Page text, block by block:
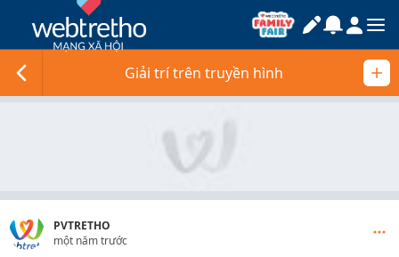
Giải trí trên truyền hình
PVTRETHO
một năm trước